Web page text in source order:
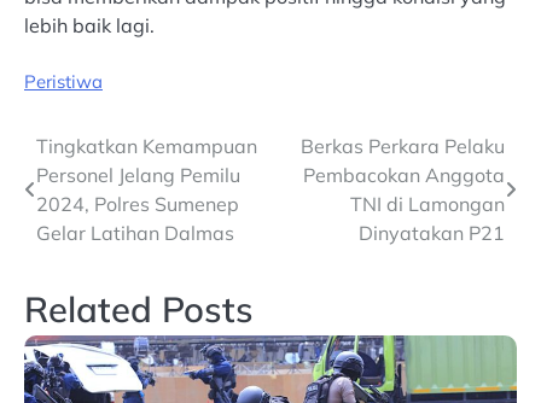
lebih baik lagi.
Peristiwa
Post
navigation
Tingkatkan Kemampuan
Personel Jelang Pemilu
2024, Polres Sumenep
Gelar Latihan Dalmas
Berkas Perkara Pelaku
Pembacokan Anggota
TNI di Lamongan
Dinyatakan P21
Related Posts